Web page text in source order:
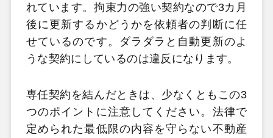
れています。拘束力の強い契約なので3カ月
後に更新するかどうかを依頼者の判断に任
せているのです。ダラダラと自動更新のよ
うな契約にしているのは違反になります。
専任契約を結んだときは、少なくともこの3
つのポイントに注意してください。法律で
定められた最低限の内容を守らない不動産